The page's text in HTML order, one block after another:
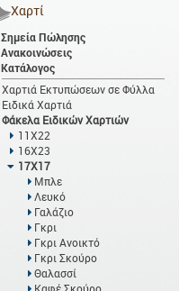
Χαρτί
Σημεία Πώλησης
Ανακοινώσεις
Κατάλογος
Χαρτιά Εκτυπώσεων σε Φύλλα
Ειδικά Χαρτιά
Φάκελα Ειδικών Χαρτιών
11Χ22
16Χ23
17Χ17
Μπλε
Λευκό
Γαλάζιο
Γκρι
Γκρι Ανοικτό
Γκρι Σκούρο
Θαλασσί